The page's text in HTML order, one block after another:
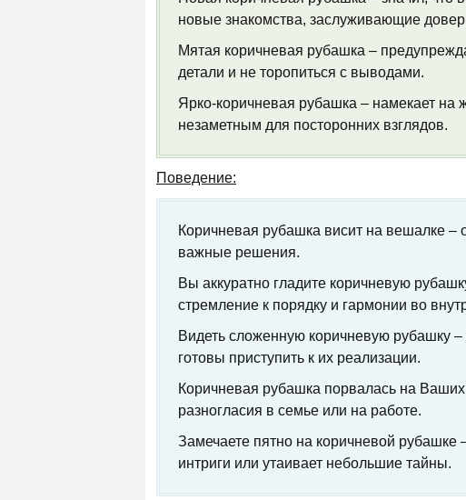
новые знакомства, заслуживающие
Мятая коричневая рубашка –
детали и не торопиться с выводами.
Ярко-коричневая рубашка – намекает на
незаметным для посторонних взглядов.
Поведение:
Коричневая рубашка висит на вешалке –
важные решения.
Вы аккуратно гладите коричневую
стремление к порядку и гармонии во
Видеть сложенную коричневую рубашку
готовы приступить к их реализации.
Коричневая рубашка порвалась на
разногласия в семье или на работе.
Замечаете пятно на коричневой рубашке
интриги или утаивает небольшие тайны.